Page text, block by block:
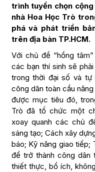
trình tuyển chọn
nhà Hoa Học Trò
phá và phát triển
trên địa bàn TP.HCM.
Với chủ đề “hồng
các bạn thí sinh sẽ
trong thời đại số và tự
công dân toàn cầu
được mục tiêu đó,
Trò đã tổ chức một
xoay quanh các chủ
sáng tạo; Cách xây
báo; Kỹ năng giao tiếp;
để trở thành công dân
thiết thực, bổ ích,